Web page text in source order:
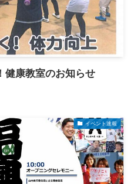
健康教室のお知らせ
イベント速報